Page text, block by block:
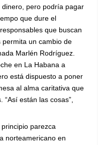
pero podría pagar
que dure el
que buscan
un cambio de
Marlén Rodríguez.
en La Habana a
está dispuesto a poner
al alma caritativa que
“Así están las cosas”,
parezca
norteamericano en